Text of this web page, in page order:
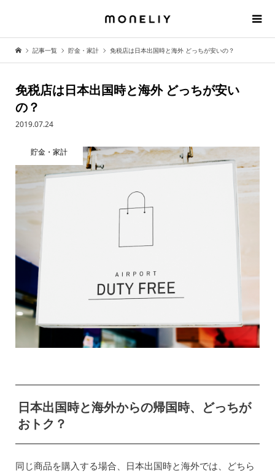
記事一覧 貯金・家計 免税店は日本出国時と海外 どっちが安いの？
免税店は日本出国時と海外 どっちが安い
の？
2019.07.24
貯金・家計
日本出国時と海外からの帰国時、どっちが
おトク？
同じ商品を購入する場合、日本出国時と海外では、どちら